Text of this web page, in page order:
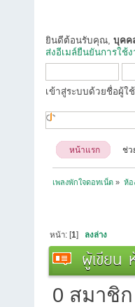
ยินดีต้อนรับคุณ, บุคค
ส่งอีเมล์ยืนยันการใช้
เข้าสู่ระบบด้วยชื่อผู้ใ
หน้าแรก ช่ว
เพลงพักใจดอทเน็ต » ห้อ
หน้า: [1] ลงล่าง
ผู้เขียน
0 สมาชิ